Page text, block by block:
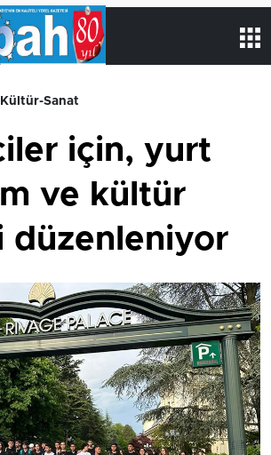
Kültür-Sanat
için, yurt
ve kültür
düzenleniyor